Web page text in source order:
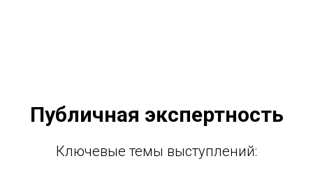
Публичная экспертность
Ключевые темы выступлений: